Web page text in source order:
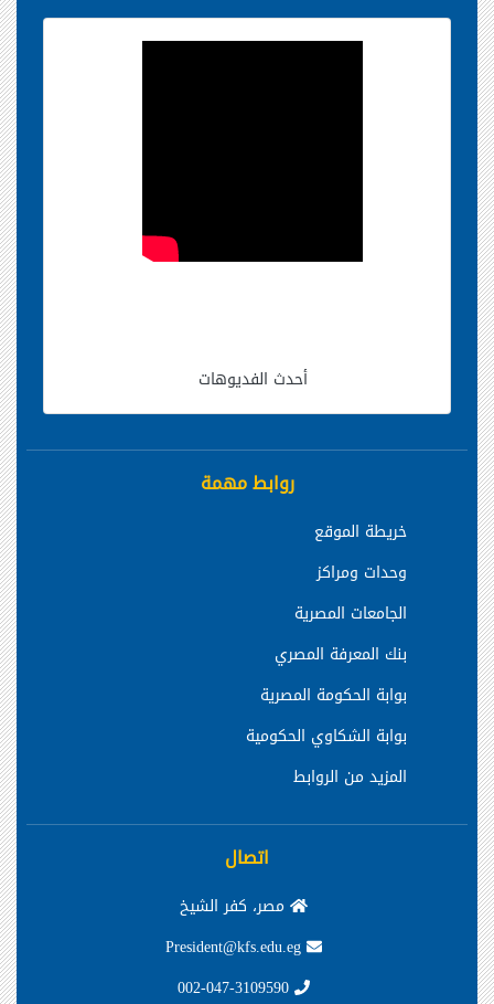
أحدث الفديوهات
روابط مهمة
خريطة الموقع
وحدات ومراكز
الجامعات المصرية
بنك المعرفة المصري
بوابة الحكومة المصرية
بوابة الشكاوي الحكومية
المزيد من الروابط
اتصال
مصر، كفر الشيخ